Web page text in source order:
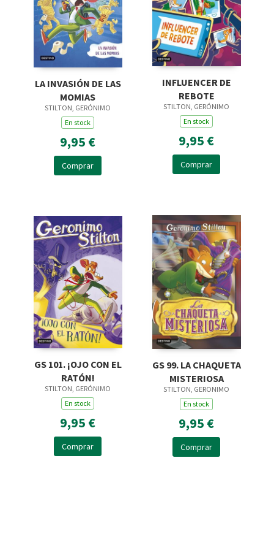
LA INVASIÓN DE LAS
MOMIAS
STILTON, GERÓNIMO
En stock
9,95 €
Comprar
INFLUENCER DE
REBOTE
STILTON, GERÓNIMO
En stock
9,95 €
Comprar
GS 101. ¡OJO CON EL
RATÓN!
STILTON, GERÓNIMO
En stock
9,95 €
Comprar
GS 99. LA CHAQUETA
MISTERIOSA
STILTON, GERONIMO
En stock
9,95 €
Comprar